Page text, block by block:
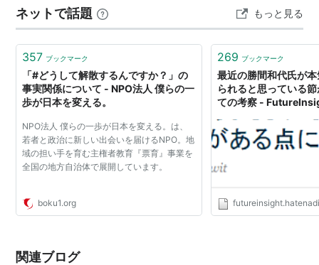
戦力だけを追求する現状が、将来的にどの産業で「クラ
ッシュ」が起こるか？また、出産時のベーシックインカ
ムや高校の労働ファーム化といった、従来の常識を覆
ネットで話題 もっと見る
357 ブックマーク
「#どうして解散するんですか？」の
事実関係について - NPO法人 僕らの一
歩が日本を変える。
NPO法人 僕らの一歩が日本を変える。は、
若者と政治に新しい出会いを届けるNPO。地
域の担い手を育む主権者教育『票育』事業を
全国の地方自治体で展開しています。
boku1.org
269 ブックマーク
最近の勝間和代氏が
られると思っている
ての考察 -
関連ブログ